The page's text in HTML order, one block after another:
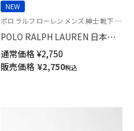
NEW
ポロ ラルフ ローレン メンズ 紳士 靴下 26SS
POLO RALPH LAUREN 日本製
アメリカンシーアイランドコッ
トン ピンチェック クルー丈 ソ
ックス 02042711
通常価格 ¥2,750
販売価格 ¥2,750税込